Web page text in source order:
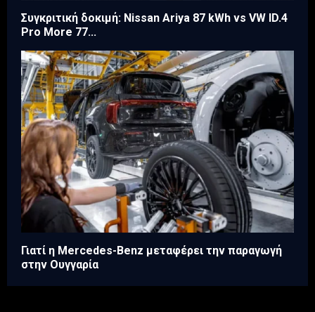
Συγκριτική δοκιμή: Nissan Ariya 87 kWh vs VW ID.4
Pro More 77...
Γιατί η Mercedes-Benz μεταφέρει την παραγωγή
στην Ουγγαρία